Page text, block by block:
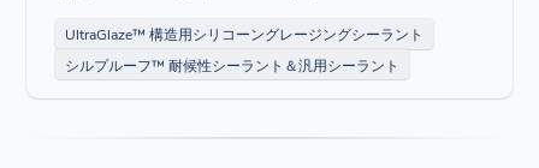
UltraGlaze™ 構造用シリコーングレージングシーラント
シルプルーフ™ 耐候性シーラント＆汎用シーラント